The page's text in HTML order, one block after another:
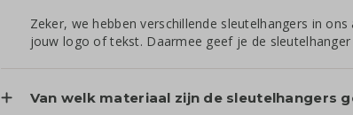
Zeker, we hebben verschillende sleutelhangers in
jouw logo of tekst. Daarmee geef je de
Van welk materiaal zijn de sleutelhangers